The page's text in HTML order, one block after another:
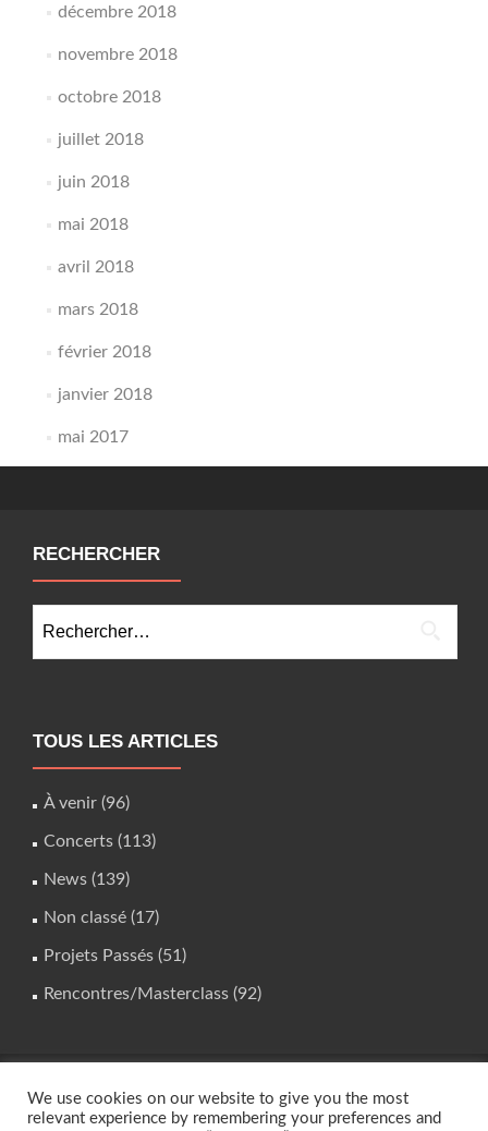
décembre 2018
novembre 2018
octobre 2018
juillet 2018
juin 2018
mai 2018
avril 2018
mars 2018
février 2018
janvier 2018
mai 2017
RECHERCHER
TOUS LES ARTICLES
À venir (96)
Concerts (113)
News (139)
Non classé (17)
Projets Passés (51)
Rencontres/Masterclass (92)
studio.instrumental@gmail.com
We use cookies on our website to give you the most
relevant experience by remembering your preferences and